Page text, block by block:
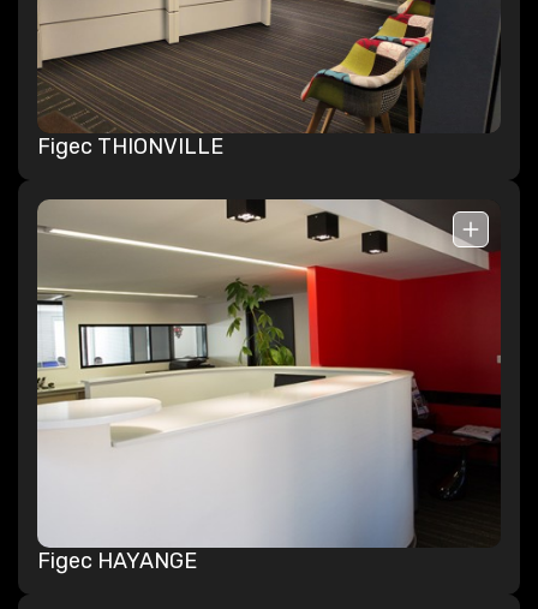
Figec THIONVILLE
Figec HAYANGE